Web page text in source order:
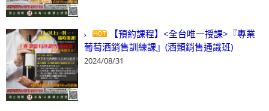
【預約課程】<全台唯一授課>『專業
葡萄酒銷售訓練課』(酒類銷售通識班)
2024/08/31